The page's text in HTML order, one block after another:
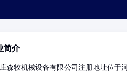
简介
森牧机械设备有限公司注册地址位于